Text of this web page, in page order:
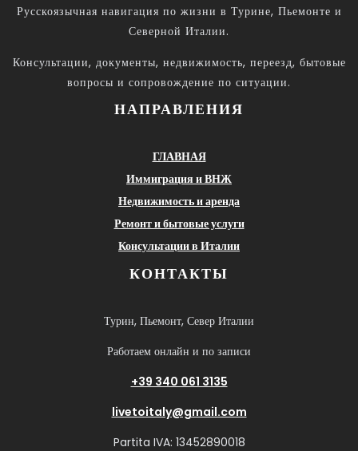
Русскоязычная навигация по жизни в Турине, Пьемонте и
Северной Италии.
Консультации, документы, недвижимость, переезд, бытовые
вопросы и сопровождение по ситуации.
НАПРАВЛЕНИЯ
ГЛАВНАЯ
Иммиграция и ВНЖ
Недвижимость и аренда
Ремонт и бытовые услуги
Консультации в Италии
КОНТАКТЫ
Турин, Пьемонт, Север Италии
Работаем онлайн и по записи
+39 340 061 3135
livetoitaly@gmail.com
Partita IVA: 13452890018